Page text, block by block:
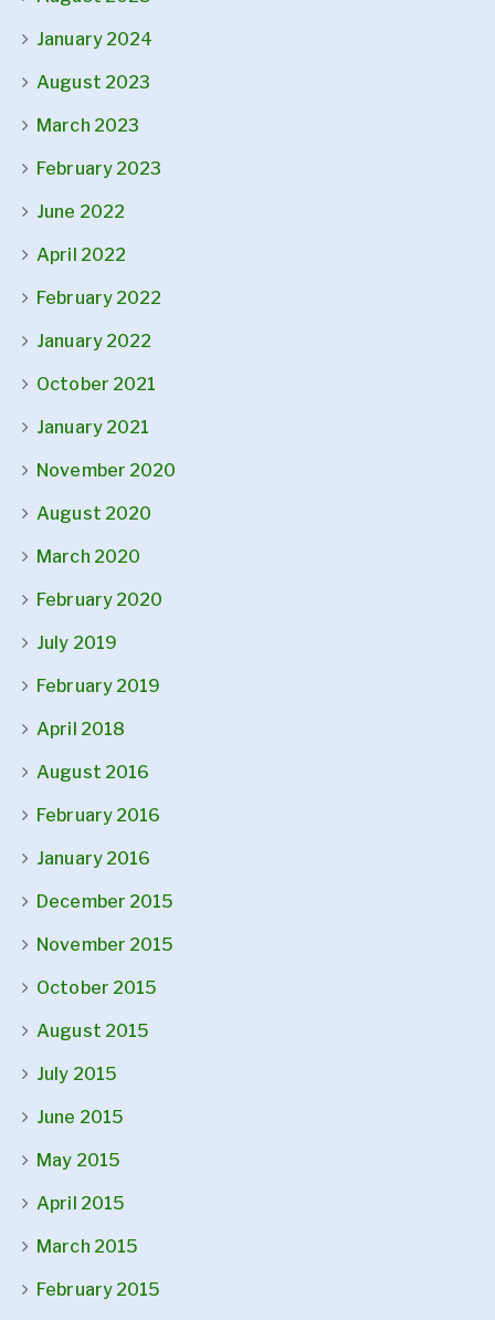
January 2024
August 2023
March 2023
February 2023
June 2022
April 2022
February 2022
January 2022
October 2021
January 2021
November 2020
August 2020
March 2020
February 2020
July 2019
February 2019
April 2018
August 2016
February 2016
January 2016
December 2015
November 2015
October 2015
August 2015
July 2015
June 2015
May 2015
April 2015
March 2015
February 2015